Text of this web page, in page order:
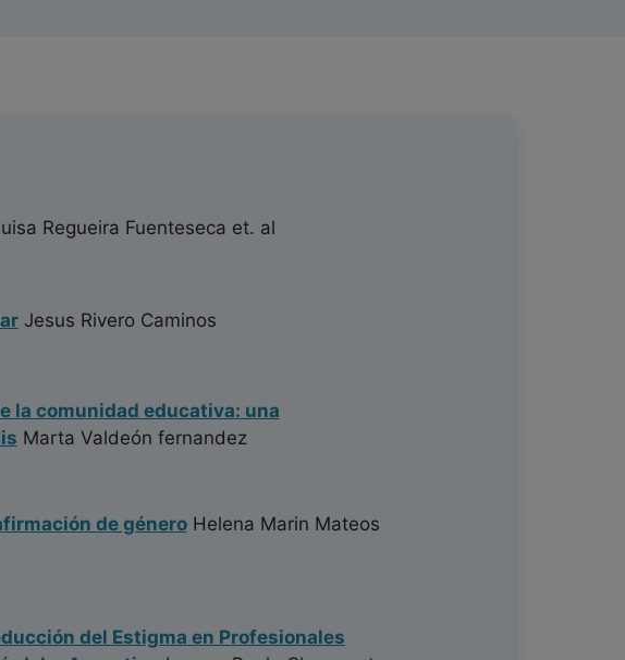
Regueira Fuenteseca et. al
Jesus Rivero Caminos
la comunidad educativa: una
Marta Valdeón fernandez
de géneroHelena Marin Mateos
del Estigma en Profesionales